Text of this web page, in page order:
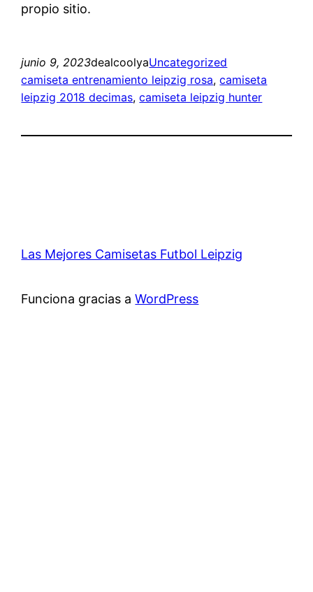
propio sitio.
junio 9, 2023dealcoolyaUncategorized
camiseta entrenamiento leipzig rosa, camiseta
leipzig 2018 decimas, camiseta leipzig hunter
Las Mejores Camisetas Futbol Leipzig
Funciona gracias aWordPress